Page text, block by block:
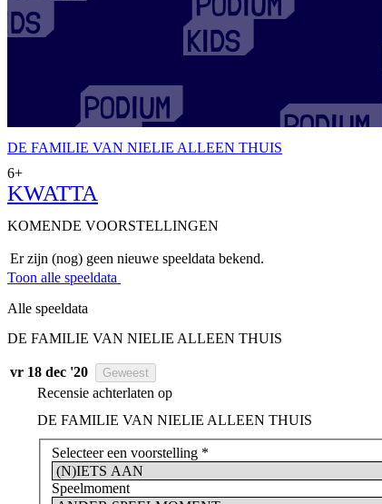
DE FAMILIE VAN NIELIE ALLEEN THUIS
6+
KWATTA
KOMENDE VOORSTELLINGEN
Er zijn (nog) geen nieuwe speeldata bekend.
Toon alle speeldata
Alle speeldata
DE FAMILIE VAN NIELIE ALLEEN THUIS
vr 18 dec '20 Geweest
Recensie achterlaten op
DE FAMILIE VAN NIELIE ALLEEN THUIS
Selecteer een voorstelling *
Speelmoment